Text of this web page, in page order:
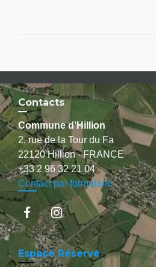
Contacts
Commune d'Hillion
2, rue de la Tour du Fa
22120 Hillion - FRANCE
+33 2 96 32 21 04
Contact par formulaire
Espace Réservé